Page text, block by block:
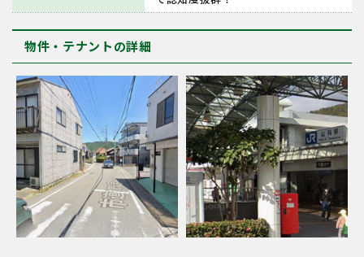
物件・テナントの詳細